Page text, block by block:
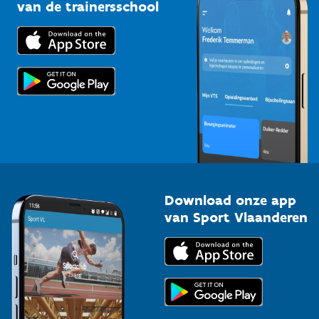
Trainers en begeleiders
Topsporters
Downloads
Voor de pers
van de trainersschool
Download onze app
van Sport Vlaanderen